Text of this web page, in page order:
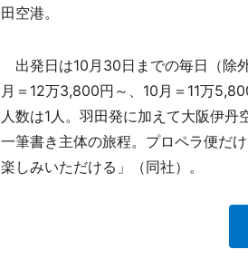
田空港。
出発日は10月30日までの毎日（除
月＝12万3,800円～、10月＝11万
人数は1人。羽田発に加えて大阪伊
一筆書き主体の旅程。プロペラ便だ
楽しみいただける」（同社）。